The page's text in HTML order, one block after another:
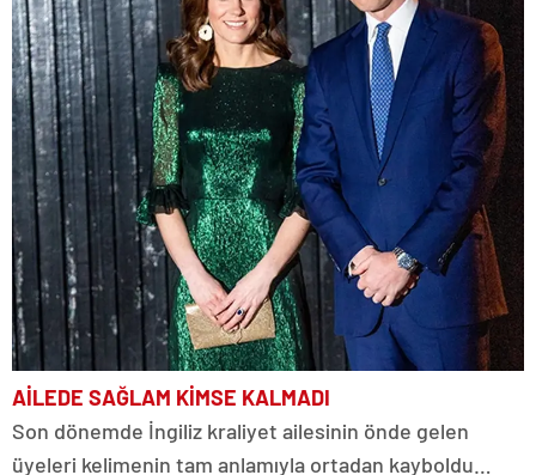
AİLEDE SAĞLAM KİMSE KALMADI
Son dönemde İngiliz kraliyet ailesinin önde gelen
üyeleri kelimenin tam anlamıyla ortadan kayboldu…